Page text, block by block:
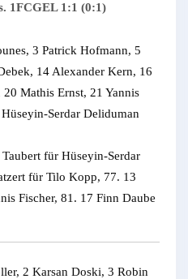
1FCGEL 1:1 (0:1)
3 Patrick Hofmann, 5
14 Alexander Kern, 16
Mathis Ernst, 21 Yannis
Serdar Deliduman
für Hüseyin-Serdar
für Tilo Kopp, 77. 13
Fischer, 81. 17 Finn Daube
2 Karsan Doski, 3 Robin